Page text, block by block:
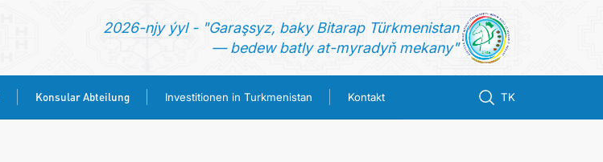
2026-njy ýyl - "Garaşsyz, baky Bitarap Türkmenistan
— bedew batly at-myradyň mekany"
Konsular Abteilung Investitionen in Turkmenistan Kontakt TK